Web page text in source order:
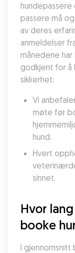
hundepassere
passere må
av deres
anmeldelser
månedene har
godkjent for å
sikkerhet:
Vi
møte før
hund.
Hvert
sinnet.
Hvor
booke
I gjennomsnitt